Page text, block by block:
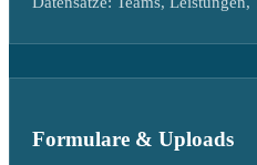
Formulare & Uploads